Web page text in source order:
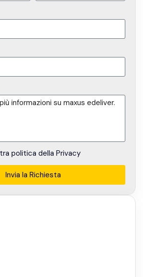
politica della Privacy
Invia la Richiesta